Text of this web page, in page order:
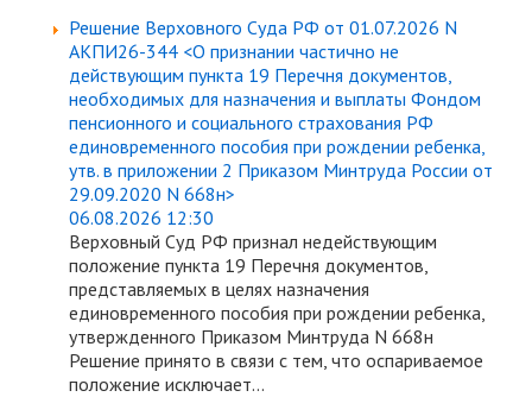
Решение Верховного Суда РФ от 01.07.2026 N
АКПИ26-344 <О признании частично не
действующим пункта 19 Перечня документов,
необходимых для назначения и выплаты Фондом
пенсионного и социального страхования РФ
единовременного пособия при рождении ребенка,
утв. в приложении 2 Приказом Минтруда России от
29.09.2020 N 668н>
06.08.2026 12:30
Верховный Суд РФ признал недействующим
положение пункта 19 Перечня документов,
представляемых в целях назначения
единовременного пособия при рождении ребенка,
утвержденного Приказом Минтруда N 668н
Решение принято в связи с тем, что оспариваемое
положение исключает...